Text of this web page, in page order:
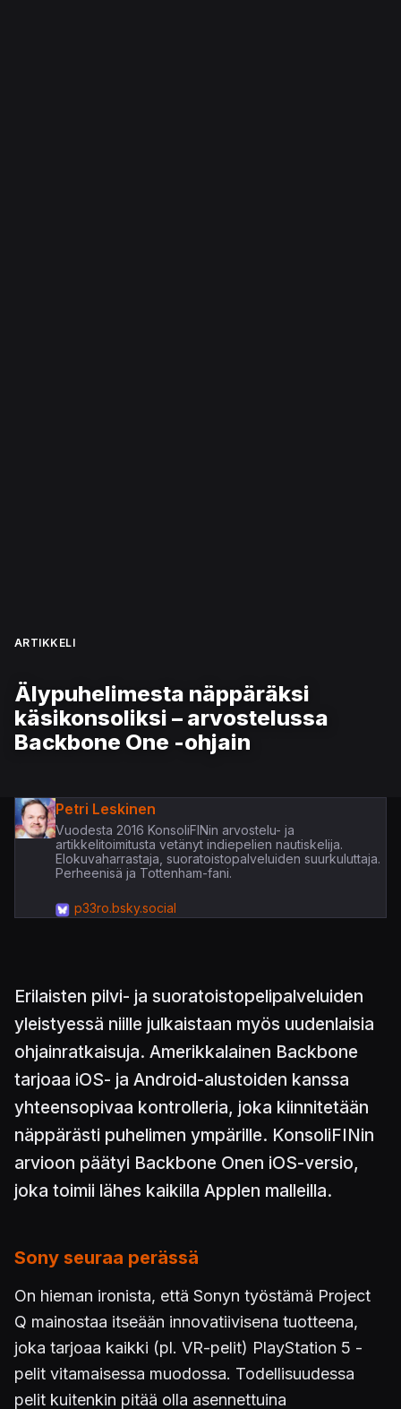
ARTIKKELI
Älypuhelimesta näppäräksi
käsikonsoliksi – arvostelussa
Backbone One -ohjain
Petri Leskinen
Vuodesta 2016 KonsoliFINin arvostelu- ja
artikkelitoimitusta vetänyt indiepelien nautiskelija.
Elokuvaharrastaja, suoratoistopalveluiden suurkuluttaja.
Perheenisä ja Tottenham-fani.
p33ro.bsky.social
Erilaisten pilvi- ja suoratoistopelipalveluiden
yleistyessä niille julkaistaan myös uudenlaisia
ohjainratkaisuja. Amerikkalainen Backbone
tarjoaa iOS- ja Android-alustoiden kanssa
yhteensopivaa kontrolleria, joka kiinnitetään
näppärästi puhelimen ympärille. KonsoliFINin
arvioon päätyi Backbone Onen iOS-versio,
joka toimii lähes kaikilla Applen malleilla.
Sony seuraa perässä
On hieman ironista, että Sonyn työstämä Project
Q mainostaa itseään innovatiivisena tuotteena,
joka tarjoaa kaikki (pl. VR-pelit) PlayStation 5 -
pelit vitamaisessa muodossa. Todellisuudessa
pelit kuitenkin pitää olla asennettuina